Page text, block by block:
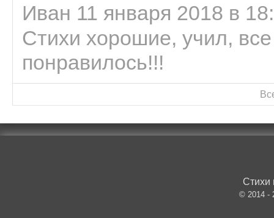
Иван 11 января 2018 в
Стихи хорошие, учил,
понравилось!!!
Стихи
© 2014 -